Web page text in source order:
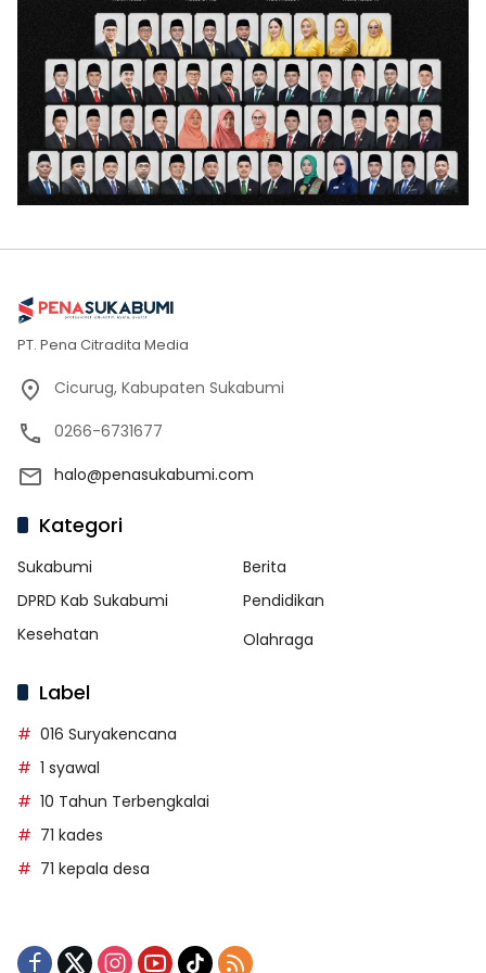
PT. Pena Citradita Media
Cicurug, Kabupaten Sukabumi
0266-6731677
halo@penasukabumi.com
Kategori
Sukabumi
Berita
DPRD Kab Sukabumi
Pendidikan
Kesehatan
Olahraga
Label
016 Suryakencana
1 syawal
10 Tahun Terbengkalai
71 kades
71 kepala desa